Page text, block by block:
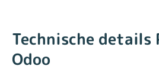
Technische details
Odoo